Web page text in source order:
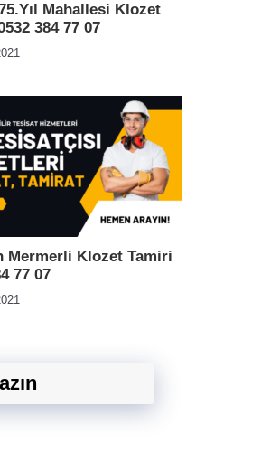
Mahallesi Klozet
384 77 07
Mermerli Klozet Tamiri
77 07